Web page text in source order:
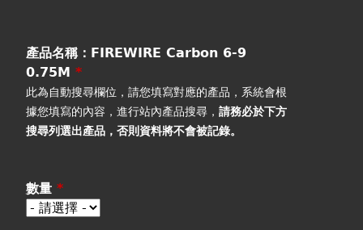
視聽室預約
線上商城
引
標
籤
產品名稱：FIREWIRE Carbon 6-9
0.75M*
此為自動搜尋欄位，請您填寫對應的產品，系統會根
據您填寫的內容，進行站內產品搜尋，請務必於下方
搜尋列選出產品 ，否則資料將不會被記錄。
數量*